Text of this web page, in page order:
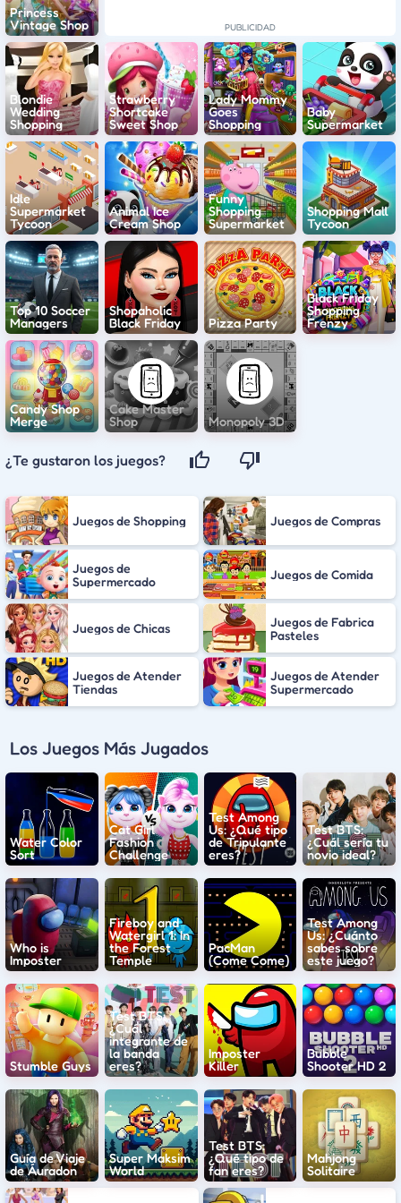
Princess
Vintage Shop
Blondie
Wedding
Shopping
Strawberry
Shortcake
Sweet Shop
Lady Mommy
Goes
Shopping
Baby
Supermarket
Idle
Supermarket
Tycoon
Animal Ice
Cream Shop
Funny
Shopping
Supermarket
Shopping Mall
Tycoon
Top 10 Soccer
Managers
Shopaholic
Black Friday
Pizza Party
Black Friday
Shopping
Frenzy
Candy Shop
Merge
Cake Master
Shop
Monopoly 3D
¿Te gustaron los juegos?
Juegos de Shopping Juegos de Compras
Juegos de
Supermercado
Juegos de Comida
Juegos de Chicas
Juegos de Fabrica
Pasteles
Juegos de Atender
Tiendas
Juegos de Atender
Supermercado
Los Juegos Más Jugados
Water Color
Sort
Cat Girl
Fashion
Challenge
Test Among
Us: ¿Qué tipo
de Tripulante
eres?
Test BTS:
¿Cuál sería tu
novio ideal?
Who is
Imposter
Fireboy and
Watergirl 1: In
the Forest
Temple
PacMan
(Come Come)
Test Among
Us: ¿Cuánto
sabes sobre
este juego?
Stumble Guys
Test BTS:
¿Cuál
integrante de
la banda
eres?
Imposter
Killer
Bubble
Shooter HD 2
Guía de Viaje
de Áuradon
Super Maksim
World
Test BTS:
¿Qué tipo de
fan eres?
Mahjong
Solitaire